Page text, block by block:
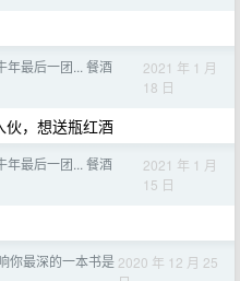
年最后一团... 餐酒
2021 年 1 月
18 日
伙，想送瓶红酒
年最后一团... 餐酒
2021 年 1 月
15 日
你最深的一本书是 2020 年 12 月 25